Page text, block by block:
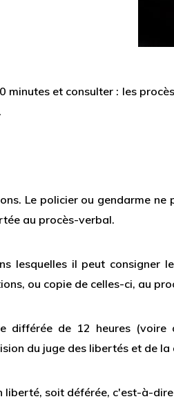
et consulter : les
Le policier ou gendarme
au procès-verbal.
lesquelles il peut consigner
ou copie de celles-ci, au
différée de 12 heures
du juge des libertés et de
soit déférée, c'est-à-